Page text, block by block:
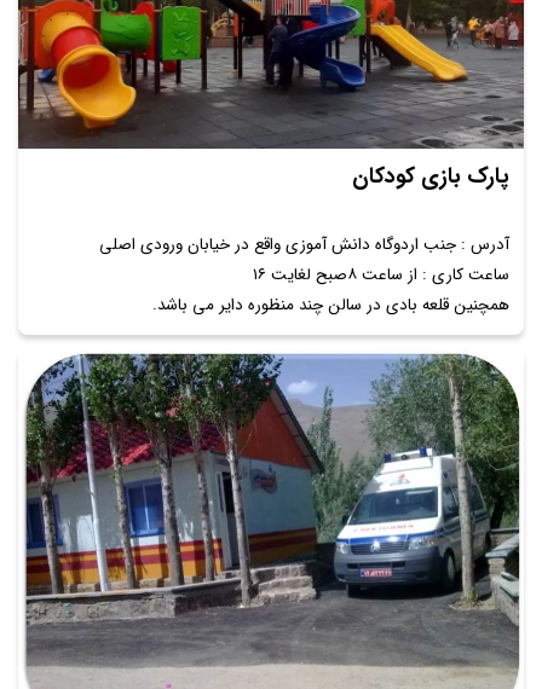
پارک بازی کودکان
آدرس : جنب اردوگاه دانش آموزی واقع در خیابان ورودی اصلی
ساعت کاری : از ساعت ۸صبح لغایت ۱۶
همچنین قلعه بادی در سالن چند منظوره دایر می باشد.